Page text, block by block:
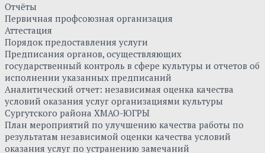
Отчёты
Первичная профсоюзная организация
Аттестация
Порядок предоставления услуги
Предписания органов, осуществляющих
государственный контроль в сфере культуры и отчетов об
исполнении указанных предписаний
Аналитический отчет: независимая оценка качества
условий оказания услуг организациями культуры
Сургутского района ХМАО-ЮГРЫ
План мероприятий по улучшению качества работы по
результатам независимой оценки качества условий
оказания услуг по устранению замечаний